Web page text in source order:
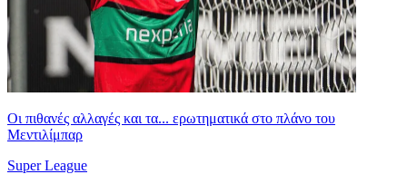
Οι πιθανές αλλαγές και τα... ερωτηματικά στο πλάνο του
Μεντιλίμπαρ
Super League